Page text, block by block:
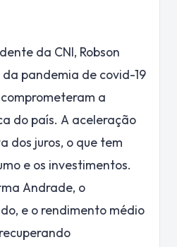
da CNI, Robson
pandemia de covid-19
a
do país. A aceleração
dos juros, o que tem
e os investimentos.
Andrade, o
e o rendimento médio